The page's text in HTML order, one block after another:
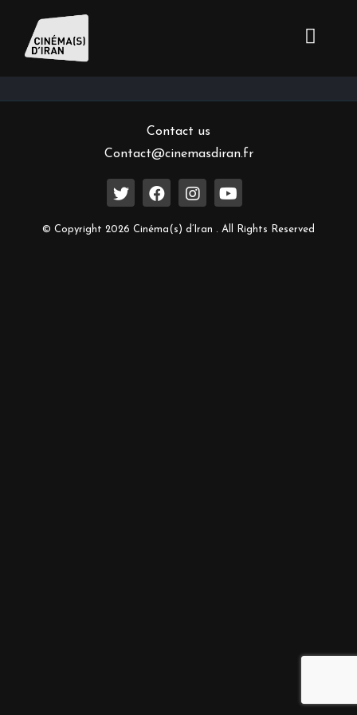
Inscrivez-vous à notre newsletter
Contact us
Contact@cinemasdiran.fr
© Copyright 2026 Cinéma(s) d’Iran . All Rights Reserved